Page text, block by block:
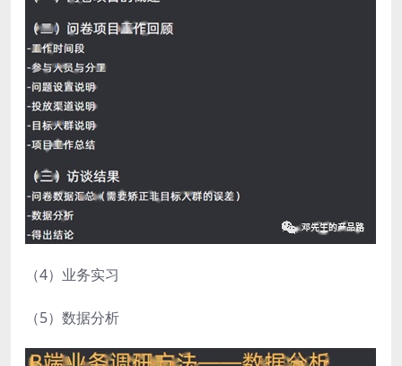
（4）业务实习
（5）数据分析